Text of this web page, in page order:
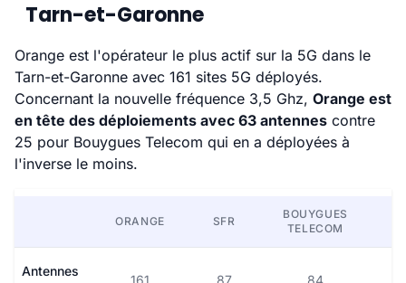
Tarn-et-Garonne
Orange est l'opérateur le plus actif sur la 5G dans le
Tarn-et-Garonne avec 161 sites 5G déployés.
Concernant la nouvelle fréquence 3,5 Ghz, Orange est
en tête des déploiements avec 63 antennes contre
25 pour Bouygues Telecom qui en a déployées à
l'inverse le moins.
ORANGE SFR
BOUYGUES
TELECOM
Antennes
161 87 84